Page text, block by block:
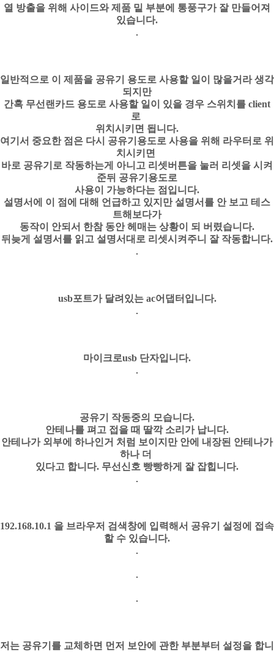
열 방출을 위해 사이드와 제품 밑 부분에 통풍구가 잘 만들어져
있습니다.
일반적으로 이 제품을 공유기 용도로 사용할 일이 많을거라 생각
되지만
간혹 무선랜카드 용도로 사용할 일이 있을 경우 스위치를 client
로
위치시키면 됩니다.
여기서 중요한 점은 다시 공유기용도로 사용을 위해 라우터로 위
치시키면
바로 공유기로 작동하는게 아니고 리셋버튼을 눌러 리셋을 시켜
준뒤 공유기용도로
사용이 가능하다는 점입니다.
설명서에 이 점에 대해 언급하고 있지만 설명서를 안 보고 테스
트해보다가
동작이 안되서 한참 동안 헤매는 상황이 되 버렸습니다.
뒤늦게 설명서를 읽고 설명서대로 리셋시켜주니 잘 작동합니다.
usb포트가 달려있는 ac어댑터입니다.
마이크로usb 단자입니다.
공유기 작동중의 모습니다.
안테나를 펴고 접을 때 딸깍 소리가 납니다.
안테나가 외부에 하나인거 처럼 보이지만 안에 내장된 안테나가
하나 더
있다고 합니다. 무선신호 빵빵하게 잘 잡힙니다.
192.168.10.1 을 브라우저 검색창에 입력해서 공유기 설정에 접속
할 수 있습니다.
저는 공유기를 교체하면 먼저 보안에 관한 부분부터 설정을 합니